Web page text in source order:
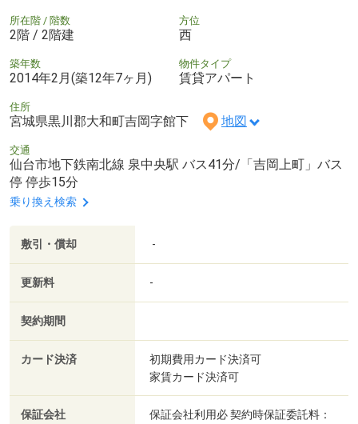
所在階 / 階数
2階 / 2階建
方位
西
築年数
2014年2月(築12年7ヶ月)
物件タイプ
賃貸アパート
住所
宮城県黒川郡大和町吉岡字館下 地図
交通
仙台市地下鉄南北線 泉中央駅 バス41分/「吉岡上町」バス
停 停歩15分
乗り換え検索
敷引・償却 -
更新料 -
契約期間
カード決済
初期費用カード決済可
家賃カード決済可
保証会社
保証会社利用必 契約時保証委託料：